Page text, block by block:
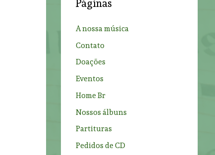
h
:
Páginas
A nossa música
Contato
Doações
Eventos
Home Br
Nossos álbuns
Partituras
Pedidos de CD